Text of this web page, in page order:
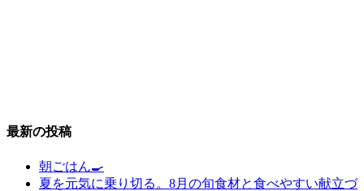
最新の投稿
朝ごはん🍳
夏を元気に乗り切る。8月の旬食材と食べやすい献立づ